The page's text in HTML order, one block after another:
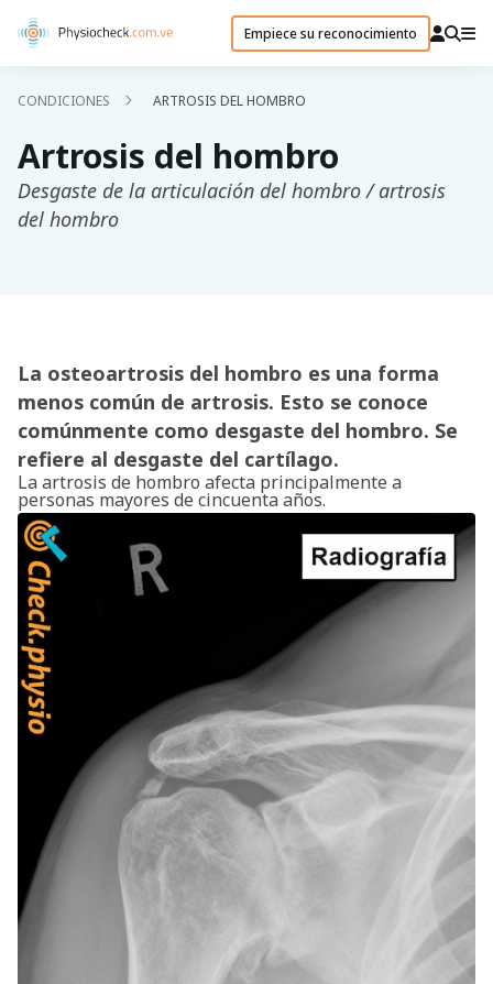
Empiece su reconocimiento
CONDICIONES ARTROSIS DEL HOMBRO
Artrosis del hombro
Desgaste de la articulación del hombro / artrosis
del hombro
La osteoartrosis del hombro es una forma
menos común de artrosis. Esto se conoce
comúnmente como desgaste del hombro. Se
refiere al desgaste del cartílago.
La artrosis de hombro afecta principalmente a
personas mayores de cincuenta años.